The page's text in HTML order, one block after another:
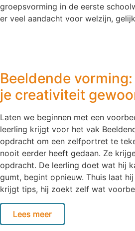
onderzoek van Rice
Lees meer
groepsvorming in de eerste
er veel aandacht voor welzijn,
scholen ervoor om eerst te
benadering biedt waardevolle
voortgezet onderwijs. Eerst de
Scandinavische klaslokalen staat
relaties centraal. Leerlingen
gezien worden en vertrouwen
komen. Onderzoek van onder
onderstreept dat
Lees meer
Beeldende
je creativiteit
vangen
Laten we beginnen met een
leerling krijgt voor het vak
opdracht om een zelfportret te
nooit eerder heeft gedaan. Ze
opdracht. De leerling doet wat hij
gumt, begint opnieuw. Thuis laat
krijgt tips, hij zoekt zelf wat
internet en gaat oefenen. Stap
een gezicht is opgebouwd, hoe
hoe schaduw diepte geeft. Met zijn
Lees meer